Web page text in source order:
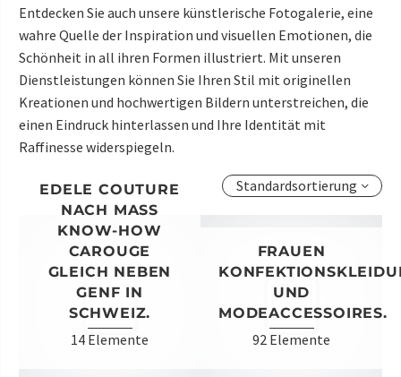
Entdecken Sie auch unsere künstlerische Fotogalerie, eine
wahre Quelle der Inspiration und visuellen Emotionen, die
Schönheit in all ihren Formen illustriert. Mit unseren
Dienstleistungen können Sie Ihren Stil mit originellen
Kreationen und hochwertigen Bildern unterstreichen, die
einen Eindruck hinterlassen und Ihre Identität mit
Raffinesse widerspiegeln.
Standardsortierung
EDELE COUTURE
NACH MASS K
NOW-HOW C
AROUGE G
LEICH NEBEN G
ENF IN S
CHWEIZ.
14 Elemente
FRAUEN
UND
MODEACCESSOIRES.
92 Elemente